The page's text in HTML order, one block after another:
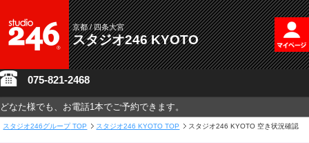
京都 / 四条大宮
スタジオ246 KYOTO
075-821-2468
どなた様でも、お電話1本でご予約できます。
スタジオ246グループ TOP スタジオ246 KYOTO TOP スタジオ246 KYOTO 空き状況確認